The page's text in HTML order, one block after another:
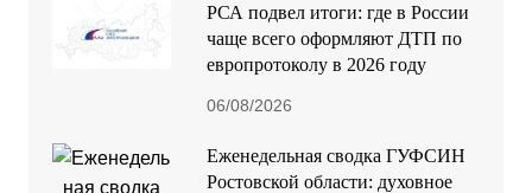
РСА подвел итоги: где в России
чаще всего оформляют ДТП по
европротоколу в 2026 году
06/08/2026
Еженедельная сводка ГУФСИН
Ростовской области: духовное